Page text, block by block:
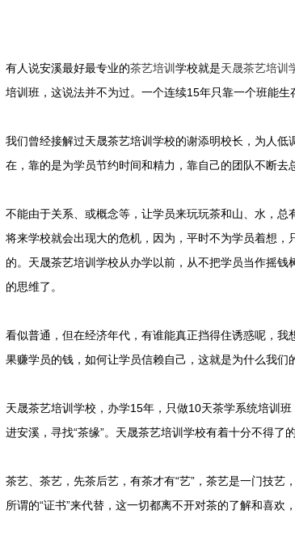
有人说安溪最好最专业的茶艺培训 学校就是天晟茶艺培训
培训班，这说法并不为过。一个连续15年只靠一个班能
我们曾经接解过天晟茶艺培训学校的谢添明校长，为人
在，靠的是为学员节约时间和精力，靠自己的团队不断去
不能由于关系、或概念等，让学员来玩玩茶和山、水，
将来学校就会出现大的危机，因为，平时不为学员着想
的。天晟茶艺培训学校从办学以前，从不把学员当作摇
的思维了。
看似普通，但在经济年代，有谁能真正挡得住诱惑呢，
果赚学员的钱，如何让学员信赖自己，这就是为什么我们
天晟茶艺培训学校，办学15年，只做10天茶学系统培训班
进安溪，寻找“茶缘”。天晟茶艺培训学校有着十分不得了
茶艺、茶艺，先茶后艺，有茶才有“艺”，茶艺是一门技
所谓的“证书”来代替，这一切都离不开对茶的了解和喜欢